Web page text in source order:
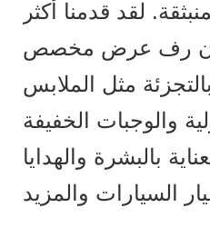
لقد قدمنا ​​أكثر
مليون رف عرض مخصص
مثل الملابس
والوجبات الخفيفة
بالبشرة والهدايا